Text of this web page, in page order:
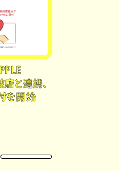
と連携、
を開始